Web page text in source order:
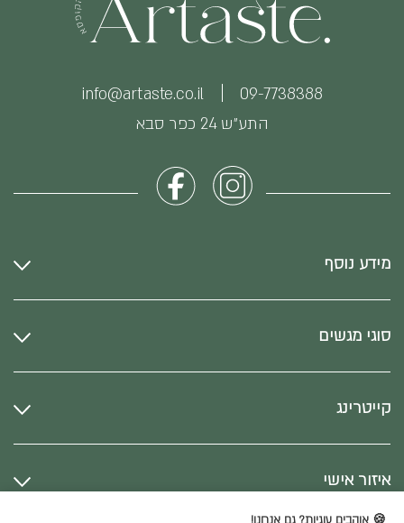
התע״ש 24 כפר סבא
09-7738388
info@artaste.co.il
מידע נוסף
סוגי מגשים
קייטרינג
איזור אישי